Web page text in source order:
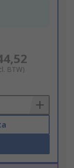
BTW)